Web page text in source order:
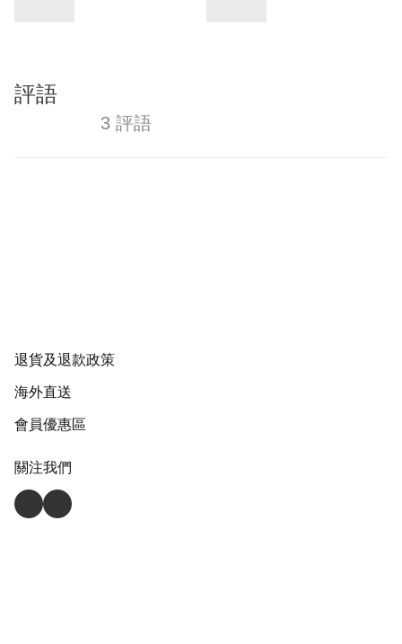
評語
3 評語
退貨及退款政策
海外直送
會員優惠區
關注我們